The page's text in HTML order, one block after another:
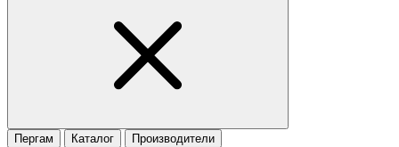
Пергам Каталог Производители